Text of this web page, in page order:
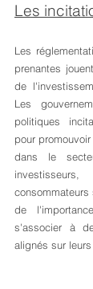
Les
Les
prenantes
de
Les
politiques
pour
dans le
de
s'associer à
alignés sur leurs